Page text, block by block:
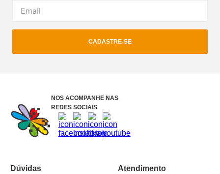
CADASTRE-SE
NOS ACOMPANHE NAS
REDES SOCIAIS
Dúvidas Atendimento